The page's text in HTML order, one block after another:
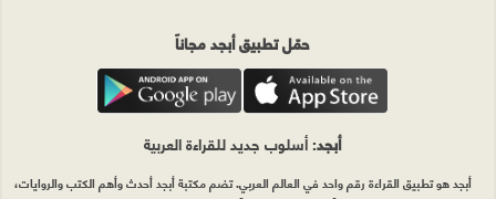
حمّل تطبيق أبجد مجاناً
أبجد: أسلوب جديد للقراءة العربية
أبجد هو تطبيق القراءة رقم واحد في العالم العربي. تضم مكتبة أبجد أحدث وأهم الكتب والروايات،